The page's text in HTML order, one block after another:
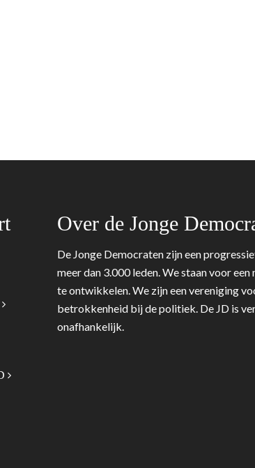
Over de Jonge
De Jonge Democraten zijn een
meer dan 3.000 leden. We staan voor
te ontwikkelen. We zijn een vereniging
betrokkenheid bij de politiek. De JD is
onafhankelijk.